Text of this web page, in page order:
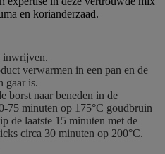
en korianderzaad.
inwrijven.
verwarmen in een pan en de
gaar is.
borst naar beneden in de
75 minuten op 175°C goudbruin
de laatste 15 minuten met de
circa 30 minuten op 200°C.